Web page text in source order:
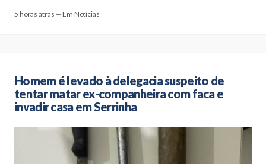
5 horas atrás — Em Notícias
Homem é levado à delegacia suspeito de
tentar matar ex-companheira com faca e
invadir casa em Serrinha